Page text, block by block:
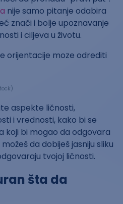
nije samo pitanje odabira
znači i bolje upoznavanje
i ciljeva u životu.
aspekte ličnosti,
i vrednosti, kako bi se
koji bi mogao da odgovara
da dobiješ jasniju sliku
tvojoj ličnosti.
šta da